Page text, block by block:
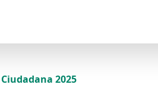
2025